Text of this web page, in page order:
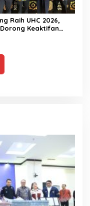
Raih UHC 2026,
Dorong Keaktifan